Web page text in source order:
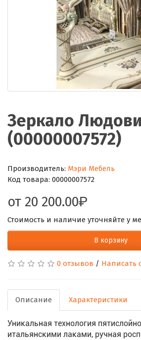
Зеркало
(00000007572)
Производитель: Мэри Мебель
Код товара: 00000007572
от 20 200.00
Стоимость и наличие уточняйте у
В корзину
0 отзывов / Написать
Описание Характеристики
Уникальная технология
итальянскими лаками, ручная